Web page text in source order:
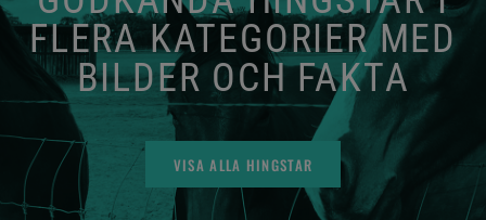
FLERA KATEGORIER MED
BILDER OCH FAKTA
VISA ALLA HINGSTAR